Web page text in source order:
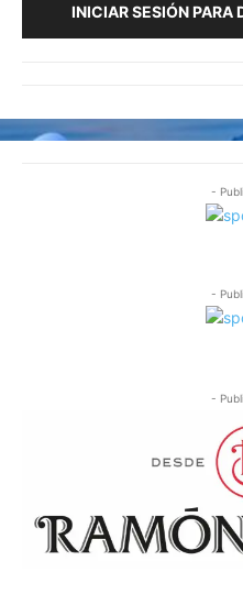
INICIAR SESIÓN PARA
-
-
-